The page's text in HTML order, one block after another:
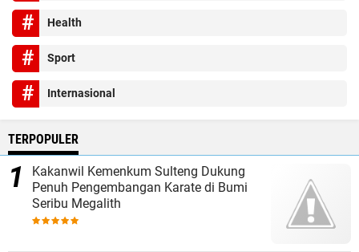
Health
Sport
Internasional
TERPOPULER
Kakanwil Kemenkum Sulteng Dukung
Penuh Pengembangan Karate di Bumi
Seribu Megalith